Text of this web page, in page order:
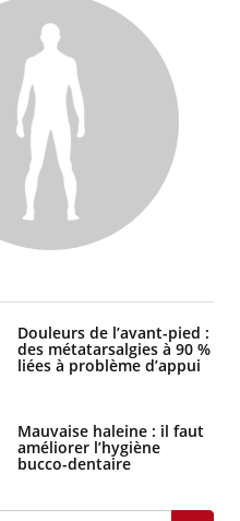
Douleurs de l’avant-pied :
des métatarsalgies à 90 %
liées à problème d’appui
Mauvaise haleine : il faut
améliorer l’hygiène
bucco-dentaire